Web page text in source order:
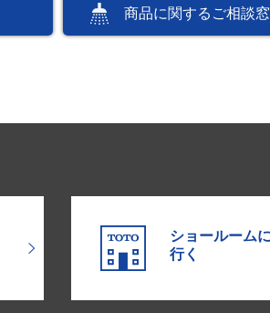
商品に関するご相談
ショールームに
行く